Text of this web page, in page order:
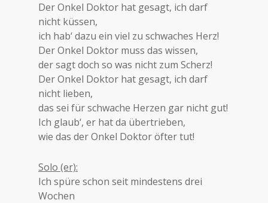
Der Onkel Doktor hat gesagt, ich darf
nicht küssen,
ich hab‘ dazu ein viel zu schwaches Herz!
Der Onkel Doktor muss das wissen,
der sagt doch so was nicht zum Scherz!
Der Onkel Doktor hat gesagt, ich darf
nicht lieben,
das sei für schwache Herzen gar nicht gut!
Ich glaub‘, er hat da übertrieben,
wie das der Onkel Doktor öfter tut!
Solo (er):
Ich spüre schon seit mindestens drei
Wochen